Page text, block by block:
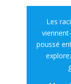
Les
poussé